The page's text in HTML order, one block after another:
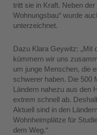
tritt sie in Kraft. Neben
Wohnungsbau“ wurde
unterzeichnet.
Dazu Klara Geywitz: „Mit
kümmern wir uns
um junge Menschen, die
schwerer haben. Die 500
Ländern nahezu aus den
extrem schnell ab.
Aktuell sind in den
Wohnheimplätze für
dem Weg.“